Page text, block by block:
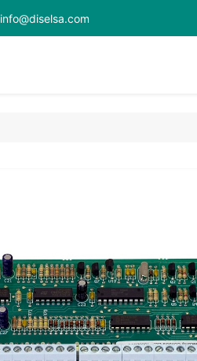
info@diselsa.com